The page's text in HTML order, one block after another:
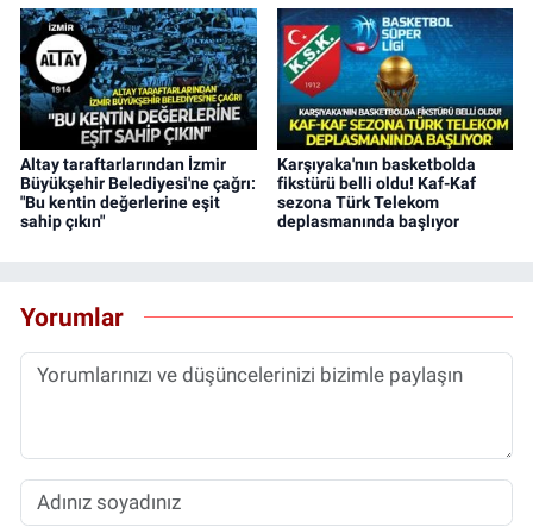
Altay taraftarlarından İzmir
Büyükşehir Belediyesi'ne çağrı:
"Bu kentin değerlerine eşit
sahip çıkın"
Karşıyaka'nın basketbolda
fikstürü belli oldu! Kaf-Kaf
sezona Türk Telekom
deplasmanında başlıyor
Yorumlar